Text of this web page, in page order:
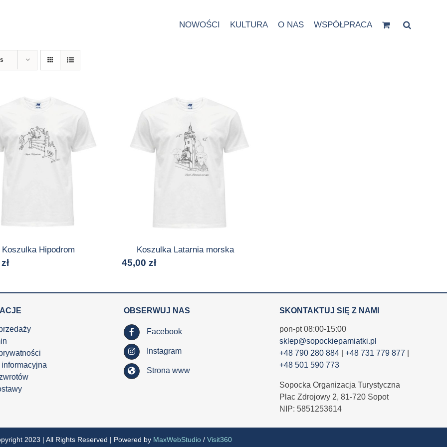
NOWOŚCI KULTURA O NAS WSPÓŁPRACA
Koszulka Hipodrom
zł
Koszulka Latarnia morska
45,00 zł
OBSERWUJ NAS
Facebook
Instagram
Strona www
SKONTAKTUJ SIĘ Z NAMI
pon-pt 08:00-15:00
sklep@sopockiepamiatki.pl
+48 790 280 884| +48 731 779 877
+48 501 590 773
Sopocka Organizacja Turystyczna
Plac Zdrojowy 2, 81-720 Sopot
NIP: 5851253614
2023 | All Rights Reserved | Powered by MaxWebStudio/ Visit360